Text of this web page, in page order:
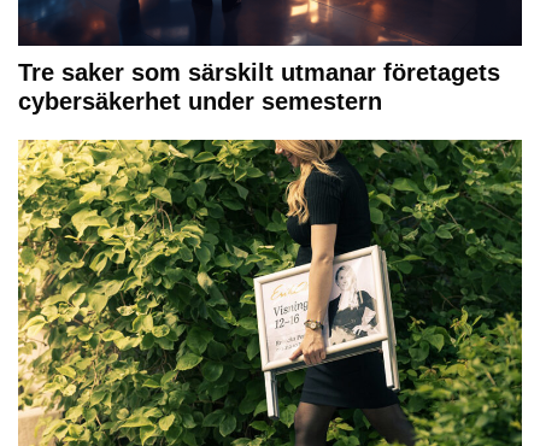
Tre saker som särskilt utmanar företagets
cybersäkerhet under semestern